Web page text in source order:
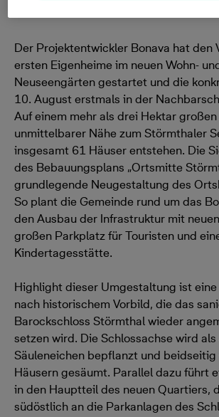
Der Projektentwickler Bonava hat den
ersten Eigenheime im neuen Wohn-
Neuseengärten gestartet und die
10. August erstmals in der
Auf einem mehr als drei Hektar
unmittelbarer Nähe zum Störmthaler
insgesamt 61 Häuser entstehen. Die
des Bebauungsplans „Ortsmitte
grundlegende Neugestaltung des
So plant die Gemeinde rund um das
den Ausbau der Infrastruktur mit
großen Parkplatz für Touristen und
Kindertagesstätte.
Highlight dieser Umgestaltung ist
nach historischem Vorbild, die das
Barockschloss Störmthal wieder
setzen wird. Die Schlossachse wird
Säuleneichen bepflanzt und beidseitig
Häusern gesäumt. Parallel dazu führt
in den Hauptteil des neuen Quartiers,
südöstlich an die Parkanlagen des